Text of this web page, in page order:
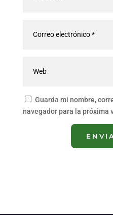
Guarda mi nombre,
navegador para la próxima